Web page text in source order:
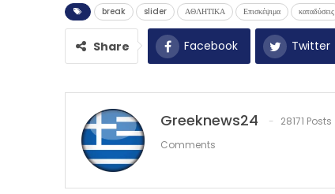
break slider ΑΘΛΗΤΙΚΑ Επισκέψιμα καταδύσεις
Share Facebook Twitter
Greeknews24 28171 Posts
Comments